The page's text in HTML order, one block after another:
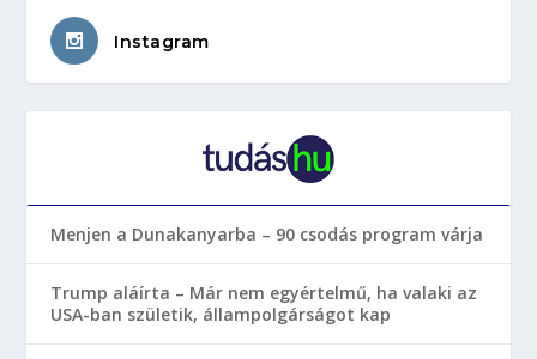
Instagram
Menjen a Dunakanyarba – 90 csodás program várja
Trump aláírta – Már nem egyértelmű, ha valaki az
USA-ban születik, állampolgárságot kap